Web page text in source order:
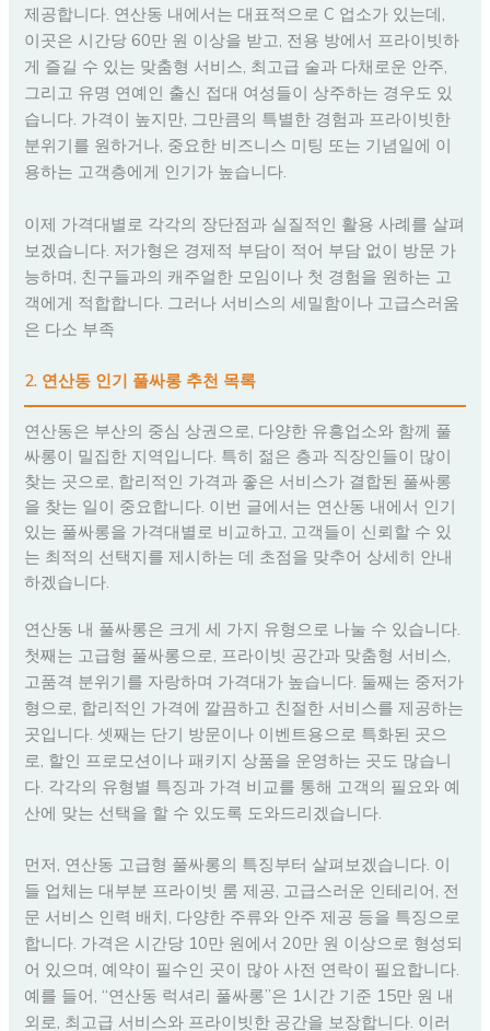
제공합니다. 연산동 내에서는 대표적으로 C 업소가 있는데,
이곳은 시간당 60만 원 이상을 받고, 전용 방에서 프라이빗하
게 즐길 수 있는 맞춤형 서비스, 최고급 술과 다채로운 안주,
그리고 유명 연예인 출신 접대 여성들이 상주하는 경우도 있
습니다. 가격이 높지만, 그만큼의 특별한 경험과 프라이빗한
분위기를 원하거나, 중요한 비즈니스 미팅 또는 기념일에 이
용하는 고객층에게 인기가 높습니다.
이제 가격대별로 각각의 장단점과 실질적인 활용 사례를 살펴
보겠습니다. 저가형은 경제적 부담이 적어 부담 없이 방문 가
능하며, 친구들과의 캐주얼한 모임이나 첫 경험을 원하는 고
객에게 적합합니다. 그러나 서비스의 세밀함이나 고급스러움
은 다소 부족
2. 연산동 인기 풀싸롱 추천 목록
연산동은 부산의 중심 상권으로, 다양한 유흥업소와 함께 풀
싸롱이 밀집한 지역입니다. 특히 젊은 층과 직장인들이 많이
찾는 곳으로, 합리적인 가격과 좋은 서비스가 결합된 풀싸롱
을 찾는 일이 중요합니다. 이번 글에서는 연산동 내에서 인기
있는 풀싸롱을 가격대별로 비교하고, 고객들이 신뢰할 수 있
는 최적의 선택지를 제시하는 데 초점을 맞추어 상세히 안내
하겠습니다.
연산동 내 풀싸롱은 크게 세 가지 유형으로 나눌 수 있습니다.
첫째는 고급형 풀싸롱으로, 프라이빗 공간과 맞춤형 서비스,
고품격 분위기를 자랑하며 가격대가 높습니다. 둘째는 중저가
형으로, 합리적인 가격에 깔끔하고 친절한 서비스를 제공하는
곳입니다. 셋째는 단기 방문이나 이벤트용으로 특화된 곳으
로, 할인 프로모션이나 패키지 상품을 운영하는 곳도 많습니
다. 각각의 유형별 특징과 가격 비교를 통해 고객의 필요와 예
산에 맞는 선택을 할 수 있도록 도와드리겠습니다.
먼저, 연산동 고급형 풀싸롱의 특징부터 살펴보겠습니다. 이
들 업체는 대부분 프라이빗 룸 제공, 고급스러운 인테리어, 전
문 서비스 인력 배치, 다양한 주류와 안주 제공 등을 특징으로
합니다. 가격은 시간당 10만 원에서 20만 원 이상으로 형성되
어 있으며, 예약이 필수인 곳이 많아 사전 연락이 필요합니다.
예를 들어, “연산동 럭셔리 풀싸롱”은 1시간 기준 15만 원 내
외로, 최고급 서비스와 프라이빗한 공간을 보장합니다. 이러